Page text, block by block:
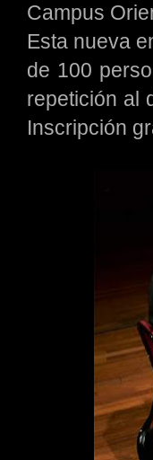
Campus
Esta nueva
de 100
repetición al
Inscripción